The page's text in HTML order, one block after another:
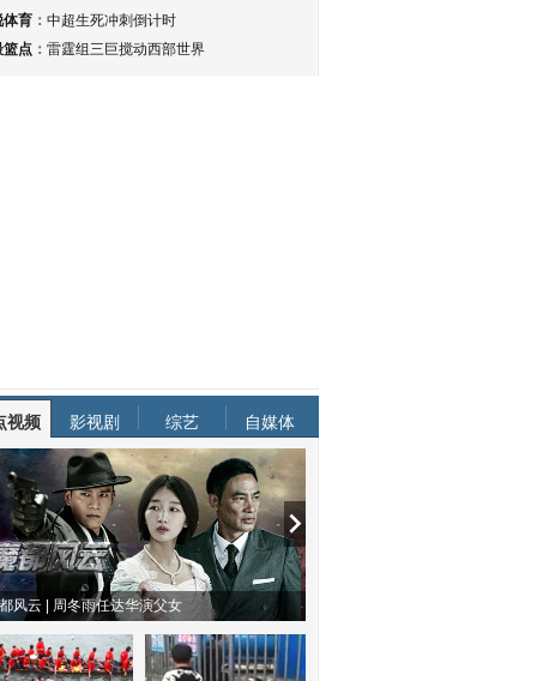
体育 ： 中超生死冲刺倒计时
篮点 ： 雷霆组三巨搅动西部世界
视频 影视剧 综艺 自媒体
风云 | 周冬雨任达华演父女